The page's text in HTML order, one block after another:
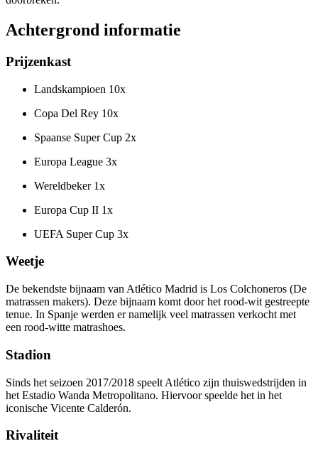
Achtergrond informatie
Prijzenkast
Landskampioen 10x
Copa Del Rey 10x
Spaanse Super Cup 2x
Europa League 3x
Wereldbeker 1x
Europa Cup II 1x
UEFA Super Cup 3x
Weetje
De bekendste bijnaam van Atlético Madrid is Los Colchoneros (De
matrassen makers). Deze bijnaam komt door het rood-wit gestreepte
tenue. In Spanje werden er namelijk veel matrassen verkocht met
een rood-witte matrashoes.
Stadion
Sinds het seizoen 2017/2018 speelt Atlético zijn thuiswedstrijden in
het Estadio Wanda Metropolitano. Hiervoor speelde het in het
iconische Vicente Calderón.
Rivaliteit